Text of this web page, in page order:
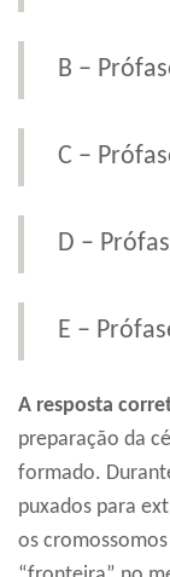
B –
C –
D –
E –
A resposta
preparação da
formado.
puxados para
os